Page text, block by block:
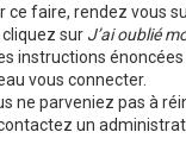
ce faire, rendez vous
sur J’ai oublié
instructions
vous connecter.
ne parveniez pas à
un